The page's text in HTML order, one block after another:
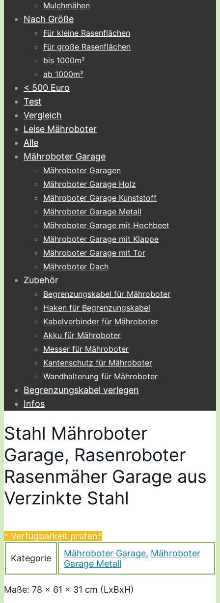
Mulchmähen
Nach Größe
Für kleine Rasenflächen
Für große Rasenflächen
bis 1000m²
ab 1000m²
< 500 Euro
Test
Vergleich
Leise Mähroboter
Alle
Mähroboter Garage
Mähroboter Garagen
Mähroboter Garage Holz
Mähroboter Garage Kunststoff
Mähroboter Garage Metall
Mähroboter Garage mit Hochbeet
Mähroboter Garage mit Klappe
Mähroboter Garage mit Tor
Mähroboter Dach
Zubehör
Begrenzungskabel für Mähroboter
Haken für Begrenzungskabel
Kabelverbinder für Mähroboter
Akku für Mähroboter
Messer für Mähroboter
Kantenschutz für Mähroboter
Wandhalterung für Mähroboter
Begrenzungskabel verlegen
Infos
Stahl Mähroboter
Garage, Rasenroboter
Rasenmäher Garage aus
Verzinkte Stahl
* Verfügbarkeit prüfen*
Kategorie Mähroboter Garage, Mähroboter
Garage Metall
Maße: 78 x 61 x 31 cm (LxBxH)